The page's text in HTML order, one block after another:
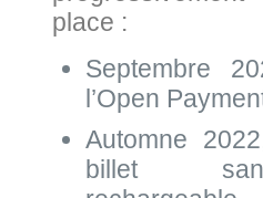
place :
Septembre
l’Open
Automne
billet